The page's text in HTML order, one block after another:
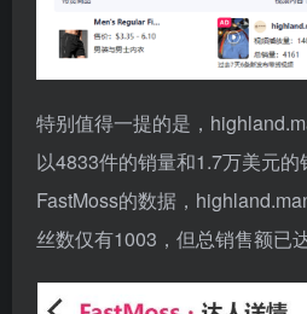
特别值得一提的是，
以4833件的销量和1.7万美元
FastMoss的数据，
丝数仅有1003，但总销售额已